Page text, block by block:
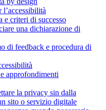
e criteri di successo
una dichiarazione di
di feedback e procedura di
approfondimenti
la privacy sin dalla
sito o servizio digitale